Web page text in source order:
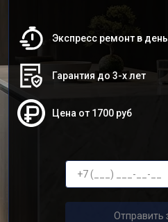
Экспресс ремонт в
Гарантия до 3-х лет
Цена от 1700 руб
Отправить